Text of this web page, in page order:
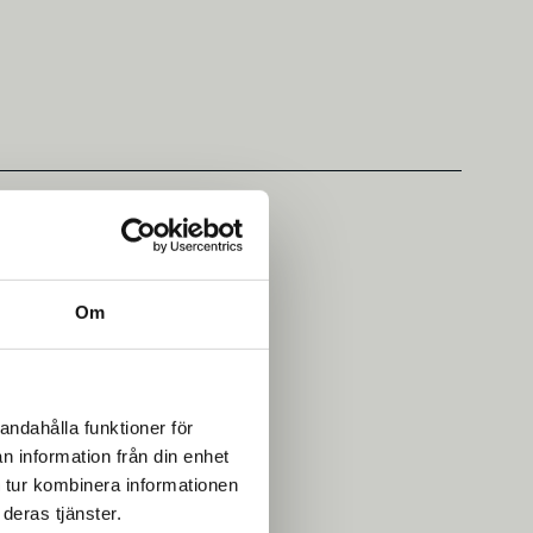
Om
funktioner för
information från din enhet
kombinera informationen
tjänster.